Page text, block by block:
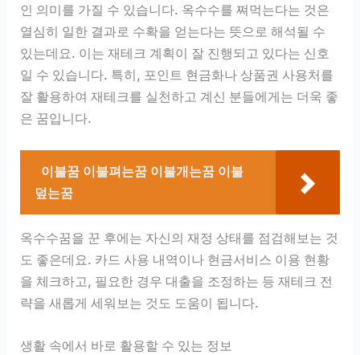
인 의미를 가질 수 있습니다. 옥수수를 쪄먹는다는 것은
열심히 일한 결과로 수확을 얻는다는 뜻으로 해석될 수
있는데요. 이는 재테크 계획이 잘 진행되고 있다는 신호
일 수 있습니다. 특히, 포인트 현금화나 상품권 사용처를
잘 활용하여 재테크를 실천하고 계신 분들에게는 더욱 좋
은 꿈입니다.
이불꿈 이불펴는꿈 이불개는꿈 이불
덮는꿈
옥수수꿈을 꾼 후에는 자신의 재정 상태를 점검해보는 것
도 좋은데요. 카드 사용 내역이나 현금서비스 이용 현황
을 체크하고, 필요한 경우 대출을 조정하는 등 재테크 전
략을 새롭게 세워보는 것도 도움이 됩니다.
생활 속에서 바로 활용할 수 있는 정보